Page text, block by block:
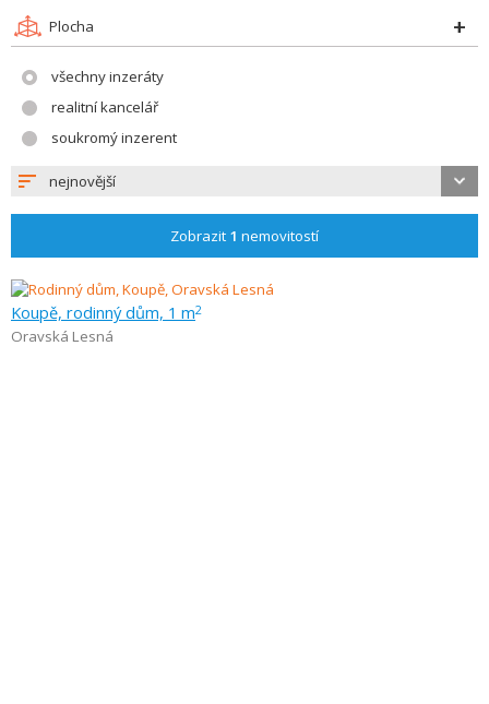
Plocha
všechny inzeráty
realitní kancelář
soukromý inzerent
nejnovější
Zobrazit 1 nemovitostí
Koupě, rodinný dům, 1 m2
Oravská Lesná